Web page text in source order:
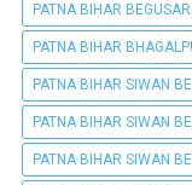
PATNA BIHAR
PATNA BIHAR
PATNA BIHAR SIWAN
PATNA BIHAR SIWAN
PATNA BIHAR SIWAN